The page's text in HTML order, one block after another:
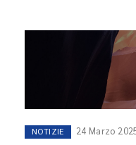
NOTIZIE 24 Marzo